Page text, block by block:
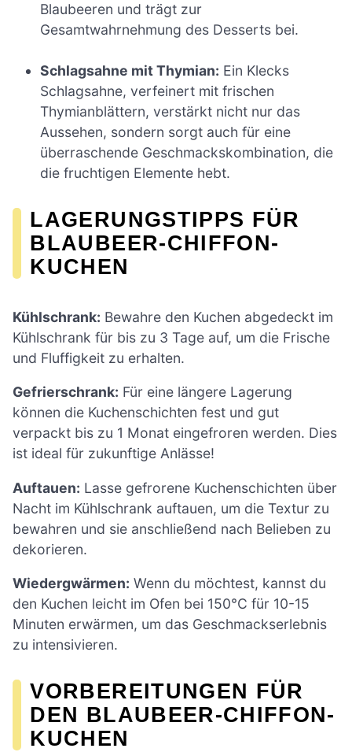
Blaubeeren und trägt zur
Gesamtwahrnehmung des Desserts bei.
Schlagsahne mit Thymian: Ein Klecks
Schlagsahne, verfeinert mit frischen
Thymianblättern, verstärkt nicht nur das
Aussehen, sondern sorgt auch für eine
überraschende Geschmackskombination, die
die fruchtigen Elemente hebt.
LAGERUNGSTIPPS FÜR
BLAUBEER-CHIFFON-
KUCHEN
Kühlschrank: Bewahre den Kuchen abgedeckt im
Kühlschrank für bis zu 3 Tage auf, um die Frische
und Fluffigkeit zu erhalten.
Gefrierschrank: Für eine längere Lagerung
können die Kuchenschichten fest und gut
verpackt bis zu 1 Monat eingefroren werden. Dies
ist ideal für zukunftige Anlässe!
Auftauen: Lasse gefrorene Kuchenschichten über
Nacht im Kühlschrank auftauen, um die Textur zu
bewahren und sie anschließend nach Belieben zu
dekorieren.
Wiedergwärmen: Wenn du möchtest, kannst du
den Kuchen leicht im Ofen bei 150°C für 10-15
Minuten erwärmen, um das Geschmackserlebnis
zu intensivieren.
VORBEREITUNGEN FÜR
DEN BLAUBEER-CHIFFON-
KUCHEN